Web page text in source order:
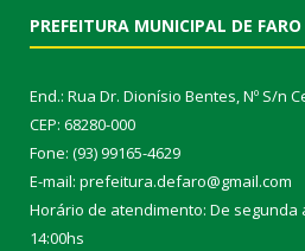
PREFEITURA MUNICIPAL DE FARO
End.: Rua Dr. Dionísio Bentes, Nº S/n
CEP: 68280-000
Fone: (93) 99165-4629
E-mail: prefeitura.defaro@gmail.com
Horário de atendimento: De segunda
14:00hs